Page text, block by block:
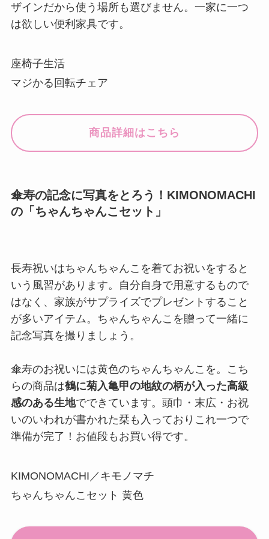
ザインだから使う場所も選びません。一家に一つ
は欲しい便利家具です。
座椅子生活
マジかる回転チェア
商品詳細はこちら
傘寿の記念に写真をとろう！KIMONOMACHI
の「ちゃんちゃんこセット」
長寿祝いはちゃんちゃんこを着てお祝いをすると
いう風習があります。自分自身で用意するもので
はなく、家族がサプライズでプレゼントすること
が多いアイテム。ちゃんちゃんこを贈って一緒に
記念写真を撮りましょう。
傘寿のお祝いには黄色のちゃんちゃんこを。こち
らの商品は鶴に菊入亀甲の地紋の柄が入った高級
感のある生地でできています。頭巾・末広・お祝
いのいわれが書かれた栞も入っておりこれ一つで
準備が完了！お値段もお買い得です。
KIMONOMACHI／キモノマチ
ちゃんちゃんこセット 黄色